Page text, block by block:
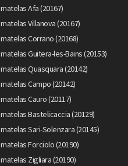
matelas Afa (20167)
matelas Villanova (20167)
matelas Corrano (20168)
matelas Guitera-les-Bains (20153)
matelas Quasquara (20142)
matelas Campo (20142)
matelas Cauro (20117)
matelas Bastelicaccia (20129)
matelas Sari-Solenzara (20145)
matelas Forciolo (20190)
matelas Zigliara (20190)